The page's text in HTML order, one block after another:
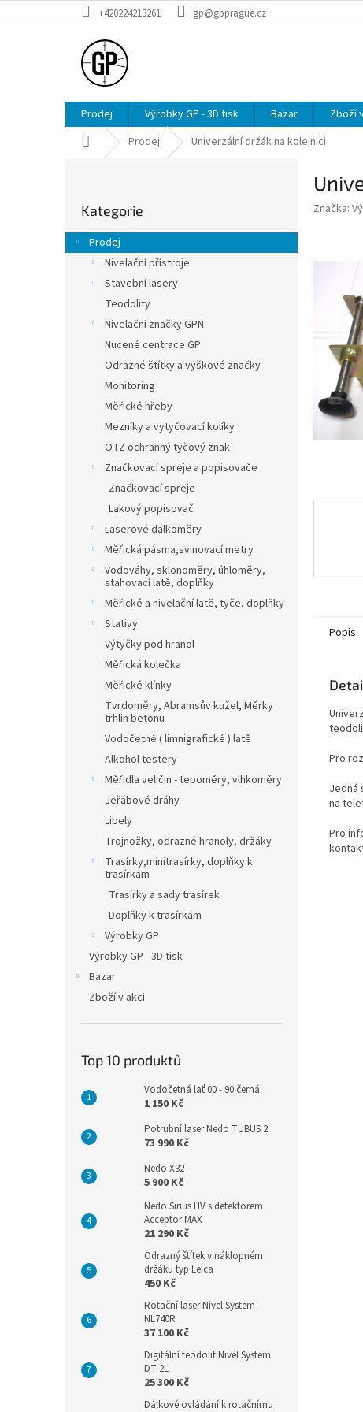
na
+420224213261 gp@gpprague.cz
Prodej Výrobky GP - 3D tisk Bazar Zboží
Domů Prodej Univerzální držák na kolejnici
r
a
kategorie
Kategorie
Prodej
Nivelační přístroje
Stavební lasery
Teodolity
Nivelační značky GPN
Nucené centrace GP
Odrazné štítky a výškové značky
Monitoring
Měřické hřeby
Mezníky a vytyčovací kolíky
OTZ ochranný tyčový znak
Značkovací spreje a popisovače
Značkovací spreje
Lakový popisovač
Laserové dálkoměry
Měřická pásma,svinovací metry
Vodováhy, sklonoměry, úhloměry,
stahovací latě, doplňky
Měřické a nivelační latě, tyče, doplňky
Stativy
Výtyčky pod hranol
Měřická kolečka
Měřické klínky
Tvrdoměry, Abramsův kužel, Měrky
trhlin betonu
Vodočetné ( limnigrafické ) latě
Alkohol testery
Měřidla veličin - tepoměry, vlhkoměry
Jeřábové dráhy
Libely
Trojnožky, odrazné hranoly, držáky
Trasírky,minitrasírky, doplňky k
trasírkám
Trasírky a sady trasírek
Doplňky k trasírkám
Výrobky GP
Výrobky GP - 3D tisk
Bazar
Zboží v akci
Top 10 produktů
Vodočetná lať 00 - 90 černá
1 150 Kč
Potrubní laser Nedo TUBUS 2
73 990 Kč
Nedo X32
5 900 Kč
Nedo Sirius HV s detektorem
Acceptor MAX
21 290 Kč
Odrazný štítek v náklopném
držáku typ Leica
450 Kč
Rotační laser Nivel System
NL740R
37 100 Kč
Digitální teodolit Nivel System
DT-2L
25 300 Kč
Dálkové ovládání k rotačnímu
Značka:
Popis
Pro
Jedná
na
Pro